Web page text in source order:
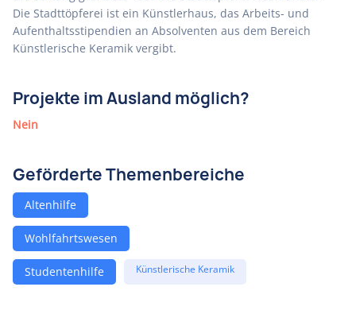
Die Stadttöpferei ist ein Künstlerhaus, das Arbeits- und
Aufenthaltsstipendien an Absolventen aus dem Bereich
Künstlerische Keramik vergibt.
Projekte im Ausland möglich?
Nein
Geförderte Themenbereiche
Altenhilfe
Wohlfahrtswesen
Studentenhilfe Künstlerische Keramik